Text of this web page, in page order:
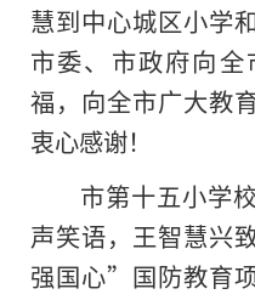
慧到中心城区小学
市委、市政府向
福，向全市广大教
衷心感谢！
市第十五小学
声笑语，王智慧兴
强国心”国防教育